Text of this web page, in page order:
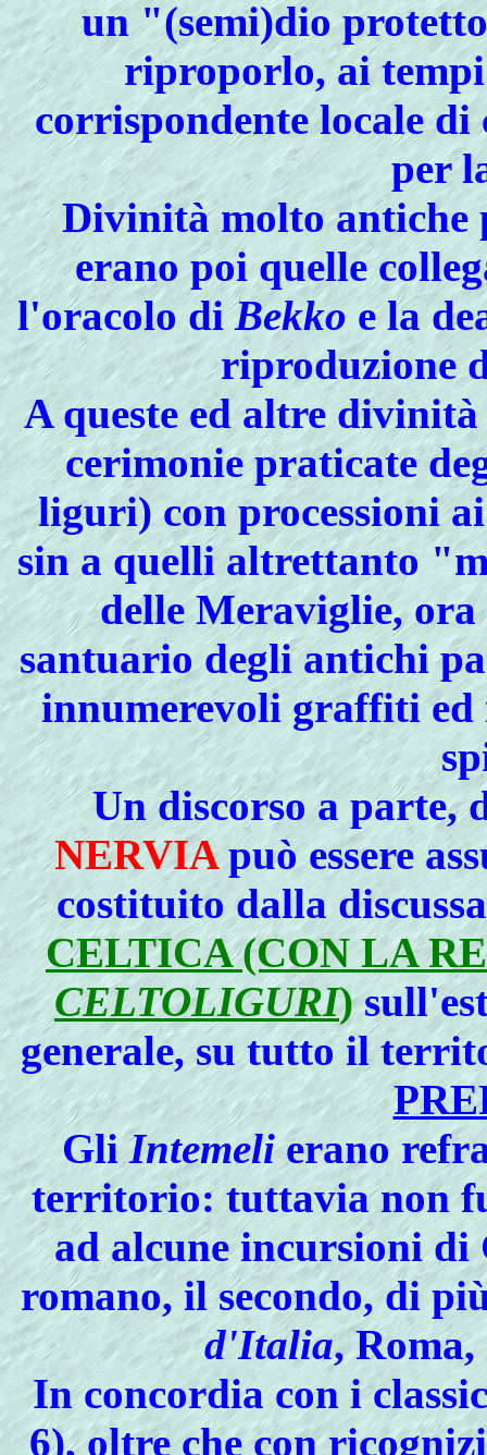
un "(semi)dio
riproporlo, ai
corrispondente locale di
per
Divinità molto
erano poi quelle
l'oracolo diBekkoe la
riproduzione
A queste ed altre
cerimonie praticate
liguri) con processioni
sin a quelli altrettanto
delle Meraviglie,
santuario degli antichi
innumerevoli graffiti
Undiscorso a parte,
NERVIApuò essere
costituito dalla
CELTICA (CON LA
CELTOLIGURI)
generale, su tutto il
GliIntemelierano
territorio: tuttavia non
ad alcune incursioni
romano, il secondo, di
d'Italia, Roma,
In concordia con i
6), oltre che con